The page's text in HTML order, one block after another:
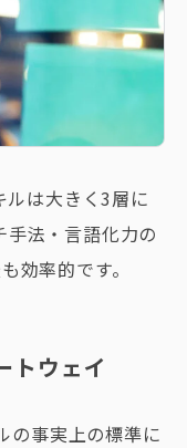
は大きく3層に
法・言語化力の
効率的です。
トウェイ
の事実上の標準に